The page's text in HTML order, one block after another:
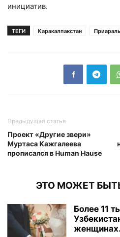
инициатив.
ТЕГИ Каракалпакстан
Предыдущая статья
Проект «Другие звери»
Муртаса Кажгалеева
прописался в Human Hause
ЭТО МОЖЕТ
Более 11